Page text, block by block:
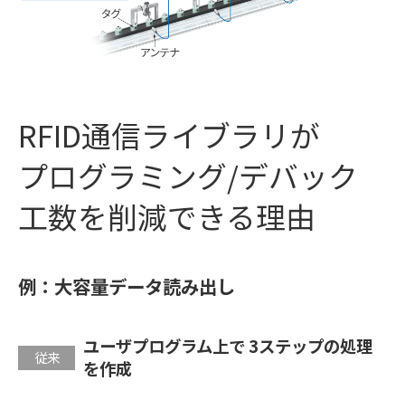
RFID通信ライブラリが
プログラミング/デバック
工数を削減できる理由
例：大容量データ読み出し
従来
ユーザプログラム上で 3ステップの処理
を作成